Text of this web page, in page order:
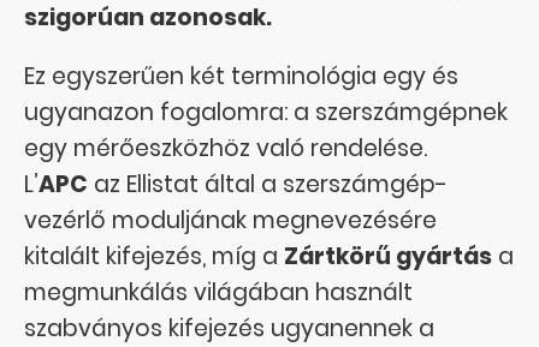
szigorúan azonosak.
Ez egyszerűen két terminológia egy és
ugyanazon fogalomra: a szerszámgépnek
egy mérőeszközhöz való rendelése.
L’APC az Ellistat által a szerszámgép-
vezérlő moduljának megnevezésére
kitalált kifejezés, míg a Zártkörű gyártás a
megmunkálás világában használt
szabványos kifejezés ugyanennek a